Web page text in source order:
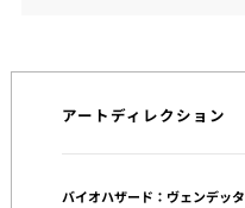
アートディレクション
バイオハザード：ヴェンデッタ